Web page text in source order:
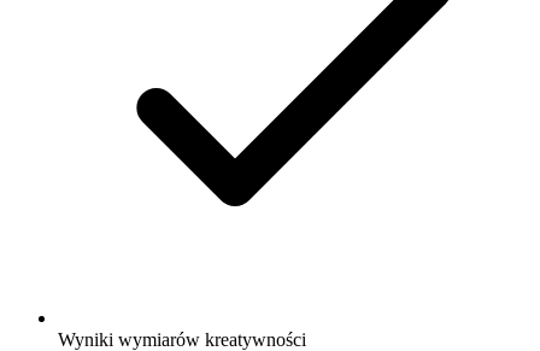
Wyniki wymiarów kreatywności